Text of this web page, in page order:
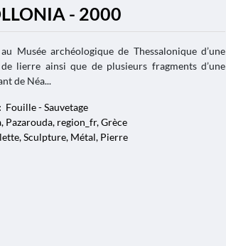
- 2000
Musée archéologique de Thessalonique d’une
lierre ainsi que de plusieurs fragments d’une
de Néa...
Fouille - Sauvetage
Pazarouda, region_fr, Grèce
Sculpture, Métal, Pierre